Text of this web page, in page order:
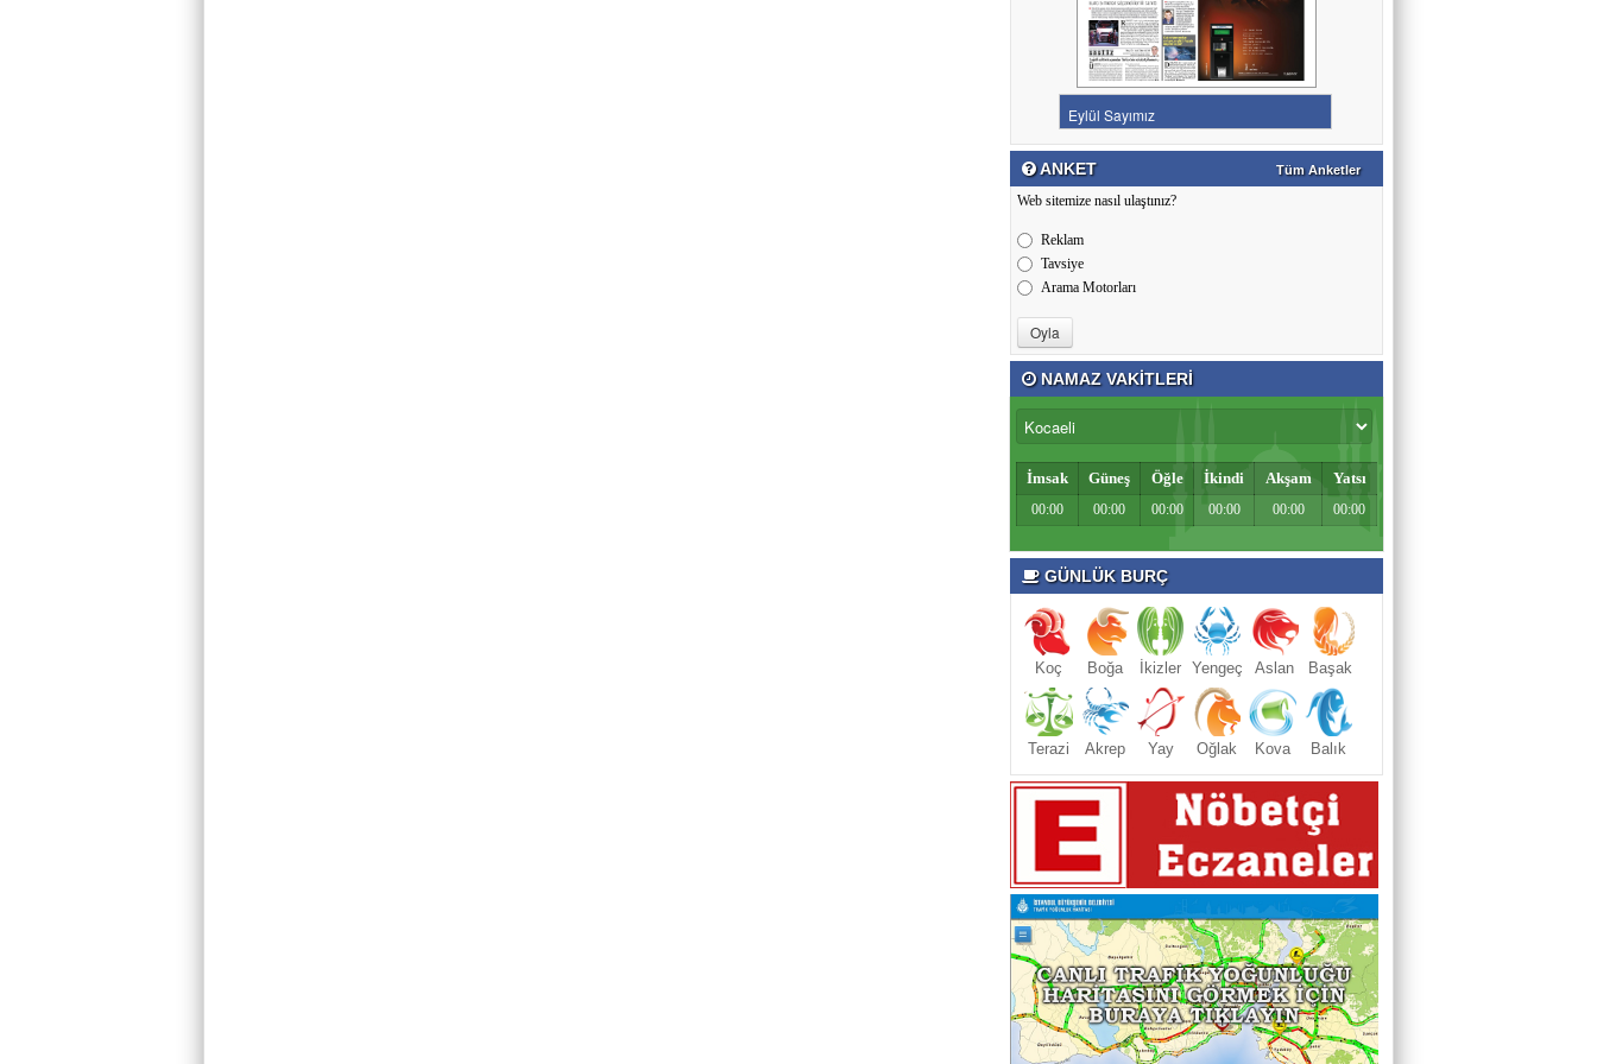
ANKET Tüm Anketler
Web sitemize nasıl ulaştınız?
Reklam
Tavsiye
Arama Motorları
NAMAZ VAKİTLERİ
İmsak Güneş Öğle İkindi Akşam Yatsı
00:00 00:00 00:00 00:00 00:00 00:00
GÜNLÜK BURÇ
Koç Boğa İkizler Yengeç Aslan Başak
Terazi Akrep Yay Oğlak Kova Balık